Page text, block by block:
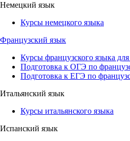
Немецкий язык
Курсы немецкого языка
Французский язык
Курсы французского языка
Подготовка к ОГЭ по
Подготовка к ЕГЭ по
Итальянский язык
Курсы итальянского языка
Испанский язык